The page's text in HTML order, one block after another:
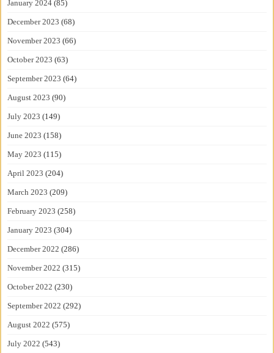
January 2024 (85)
December 2023 (68)
November 2023 (66)
October 2023 (63)
September 2023 (64)
August 2023 (90)
July 2023 (149)
June 2023 (158)
May 2023 (115)
April 2023 (204)
March 2023 (209)
February 2023 (258)
January 2023 (304)
December 2022 (286)
November 2022 (315)
October 2022 (230)
September 2022 (292)
August 2022 (575)
July 2022 (543)